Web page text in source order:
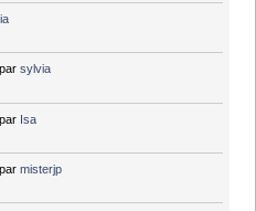
parsylvia
par Isa
parmisterjp